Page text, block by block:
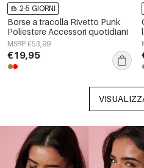
2-5 GIORNI
Borse a tracolla Rivetto Punk
Poliestere Accessori quotidiani
MSRP €53,99
€19,95